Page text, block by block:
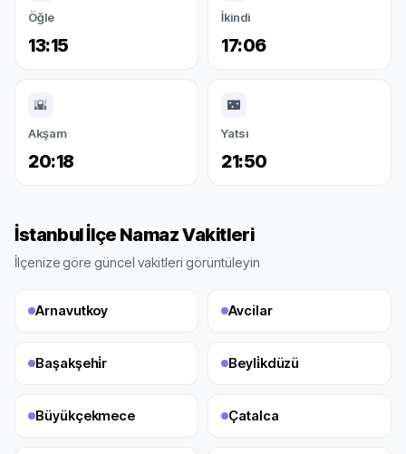
Öğle
13:15
İkindi
17:06
🌇
Akşam
20:18
🌃
Yatsı
21:50
İstanbulİlçe Namaz Vakitleri
İlçenize göre güncel vakitleri görüntüleyin
Arnavutkoy Avcilar
Başakşehi̇r Beyli̇kdüzü
Büyükçekmece Çatalca